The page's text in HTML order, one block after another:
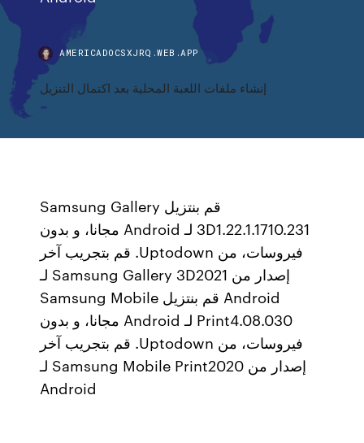
AMERICADOCSXJRQ.WEB.APP
إنشاء ملفات اللعبة المحلية بعد اكتمال التنزيل
‫قم بنتزيل Samsung Gallery
3D1.22.1.1710.231 لـ Android مجانا، و بدون
فيروسات، من Uptodown. قم بتجريب آخر
إصدار من Samsung Gallery 3D2021 لـ
Android ‫قم بنتزيل Samsung Mobile
Print4.08.030 لـ Android مجانا، و بدون
فيروسات، من Uptodown. قم بتجريب آخر
إصدار من Samsung Mobile Print2020 لـ
Android